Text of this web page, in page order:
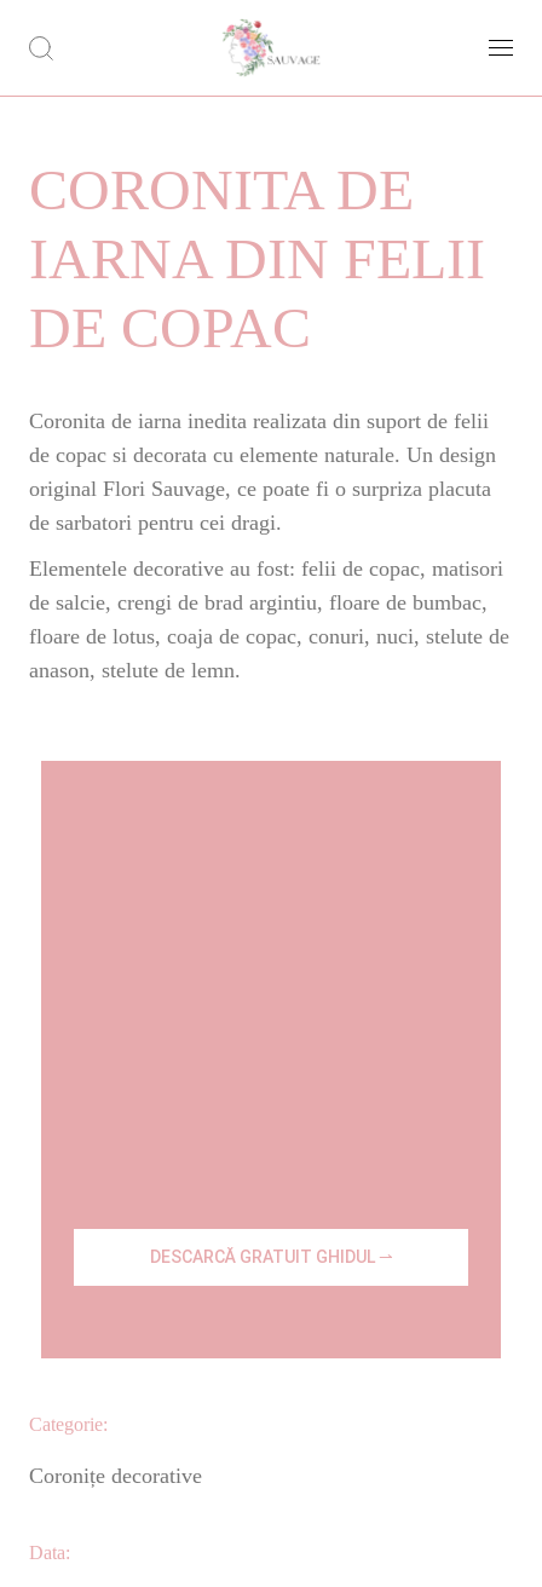
CORONITA DE
IARNA DIN FELII
DE COPAC
Coronita de iarna inedita realizata din suport de felii
de copac si decorata cu elemente naturale. Un design
original Flori Sauvage, ce poate fi o surpriza placuta
de sarbatori pentru cei dragi.
Elementele decorative au fost: felii de copac, matisori
de salcie, crengi de brad argintiu, floare de bumbac,
floare de lotus, coaja de copac, conuri, nuci, stelute de
anason, stelute de lemn.
DESCARCĂ GRATUIT GHIDUL ⇀
Categorie:
Coronițe decorative
Data: